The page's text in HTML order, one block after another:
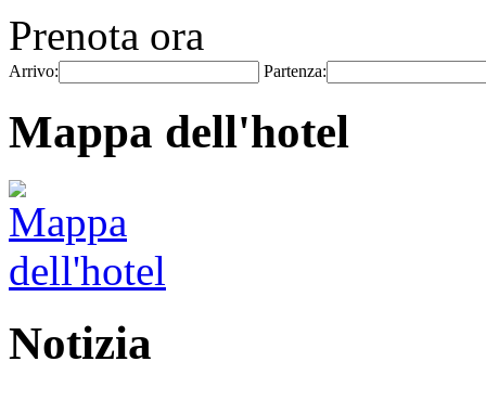
Prenota ora
Arrivo: Partenza:
Mappa dell'hotel
Notizia